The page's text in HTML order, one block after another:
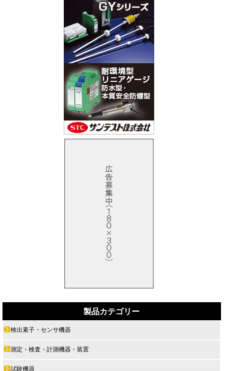
製品カテゴリー
検出素子・センサ機器
測定・検査・計測機器・装置
試験機器